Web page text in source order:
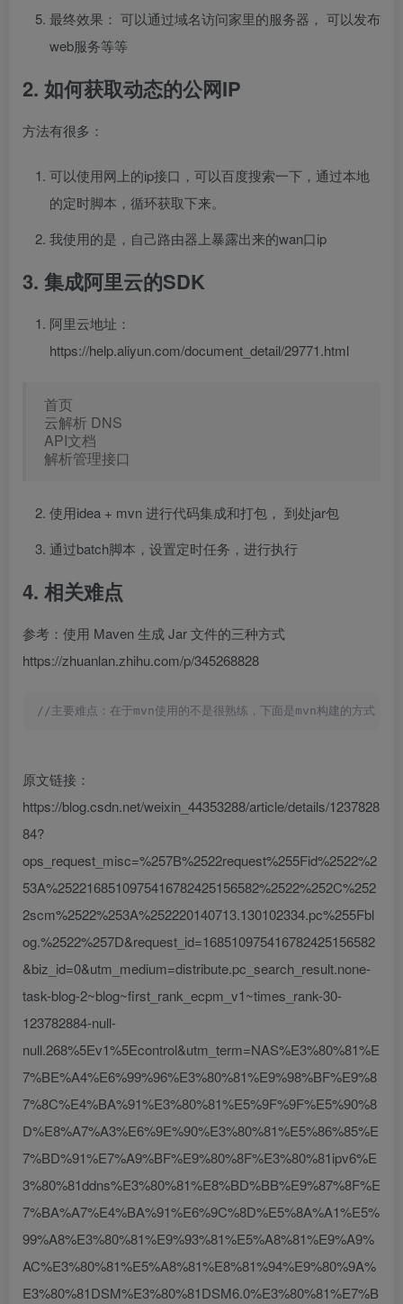
最终效果： 可以通过域名访问家里的服务器， 可以发布
web服务等等
2. 如何获取动态的公网IP
方法有很多：
可以使用网上的ip接口，可以百度搜索一下，通过本地
的定时脚本，循环获取下来。
我使用的是，自己路由器上暴露出来的wan口ip
3. 集成阿里云的SDK
阿里云地址：
https://help.aliyun.com/document_detail/29771.html
首页
云解析 DNS
API文档
解析管理接口
使用idea + mvn 进行代码集成和打包， 到处jar包
通过batch脚本，设置定时任务，进行执行
4. 相关难点
参考：使用 Maven 生成 Jar 文件的三种方式
https://zhuanlan.zhihu.com/p/345268828
//主要难点：在于mvn使用的不是很熟练，下面是mvn
原文链接：
https://blog.csdn.net/weixin_44353288/article/details/1237828
84?
ops_request_misc=%257B%2522request%255Fid%2522%2
53A%2522168510975416782425156582%2522%252C%252
2scm%2522%253A%252220140713.130102334.pc%255Fbl
og.%2522%257D&request_id=168510975416782425156582
&biz_id=0&utm_medium=distribute.pc_search_result.none-
task-blog-2~blog~first_rank_ecpm_v1~times_rank-30-
123782884-null-
null.268%5Ev1%5Econtrol&utm_term=NAS%E3%80%81%E
7%BE%A4%E6%99%96%E3%80%81%E9%98%BF%E9%8
7%8C%E4%BA%91%E3%80%81%E5%9F%9F%E5%90%8
D%E8%A7%A3%E6%9E%90%E3%80%81%E5%86%85%E
7%BD%91%E7%A9%BF%E9%80%8F%E3%80%81ipv6%E
3%80%81ddns%E3%80%81%E8%BD%BB%E9%87%8F%E
7%BA%A7%E4%BA%91%E6%9C%8D%E5%8A%A1%E5%
99%A8%E3%80%81%E9%93%81%E5%A8%81%E9%A9%
AC%E3%80%81%E5%A8%81%E8%81%94%E9%80%9A%
E3%80%81DSM%E3%80%81DSM6.0%E3%80%81%E7%B